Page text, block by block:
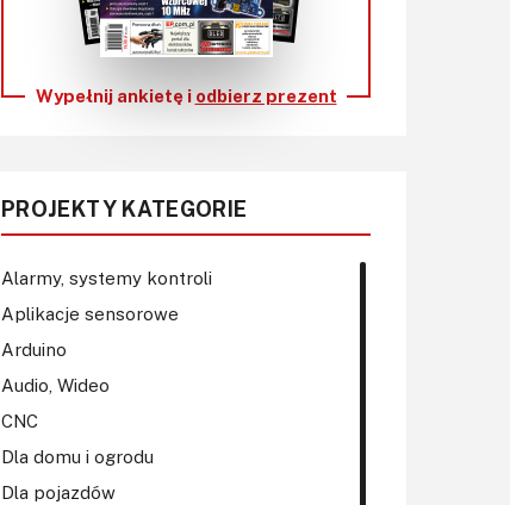
Kontakt
Do pobrania
Wypełnij ankietę i odbierz prezent
PROJEKTY KATEGORIE
Alarmy, systemy kontroli
Aplikacje sensorowe
Arduino
Audio, Wideo
CNC
Dla domu i ogrodu
Dla pojazdów